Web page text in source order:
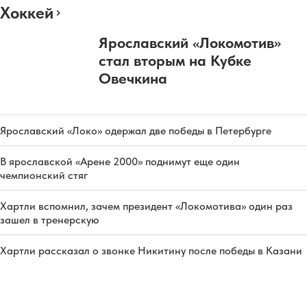
Хоккей
Ярославский «Локомотив»
стал вторым на Кубке
Овечкина
Ярославский «Локо» одержал две победы в Петербурге
В ярославской «Арене 2000» поднимут еще один
чемпионский стяг
Хартли вспомнил, зачем президент «Локомотива» один раз
зашел в тренерскую
Хартли рассказал о звонке Никитину после победы в Казани